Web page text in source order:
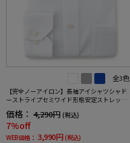
全3色
【完全ノーアイロン】長袖アイシャツシャド
ーストライプセミワイド形態安定ストレッチ
価格： 4,290円 (税込)
7%off
WEB価格： 3,990円 (税込)